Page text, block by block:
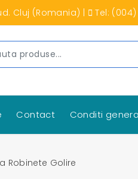
Cluj (Romania) Tel: (004)
Contact Conditi
Robinete Golire